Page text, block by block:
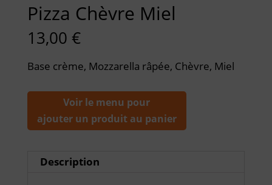
Pizza Chèvre Miel
13,00 €
Base crème, Mozzarella râpée, Chèvre, Miel
Voir le menu pour
ajouter un produit au panier
Description